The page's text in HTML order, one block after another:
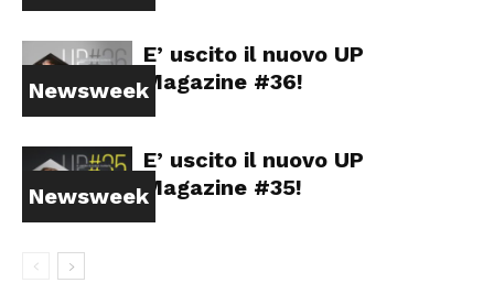
Newsweek
E’ uscito il nuovo UP
Magazine #36!
Newsweek
E’ uscito il nuovo UP
Magazine #35!